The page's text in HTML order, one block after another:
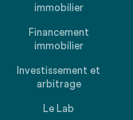
immobilier
Financement
immobilier
Investissement et
arbitrage
Le Lab